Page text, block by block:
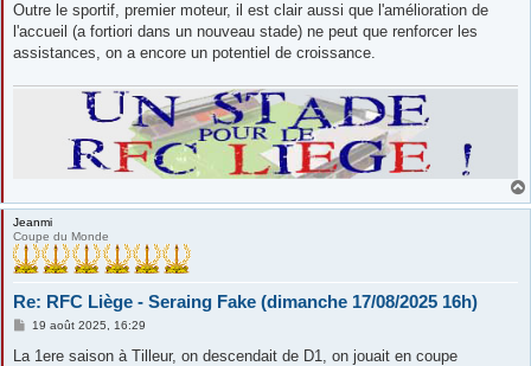
Outre le sportif, premier moteur, il est clair aussi que l'amélioration de
l'accueil (a fortiori dans un nouveau stade) ne peut que renforcer les
assistances, on a encore un potentiel de croissance.
Jeanmi
Coupe du Monde
Re: RFC Liège - Seraing Fake (dimanche 17/08/2025 16h)
M
s
19 août 2025, 16:29
La 1ere saison à Tilleur, on descendait de D1, on jouait en coupe